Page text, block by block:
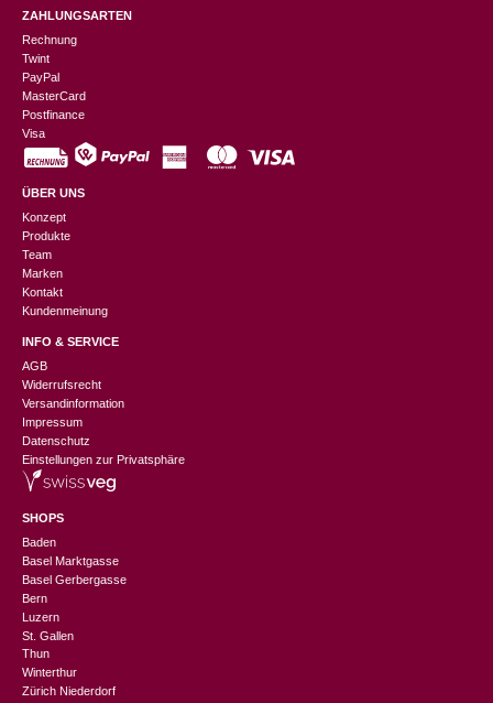
ZAHLUNGSARTEN
Rechnung
Twint
PayPal
MasterCard
Postfinance
Visa
ÜBER UNS
Konzept
Produkte
Team
Marken
Kontakt
Kundenmeinung
INFO & SERVICE
AGB
Widerrufsrecht
Versandinformation
Impressum
Datenschutz
Einstellungen zur Privatsphäre
SHOPS
Baden
Basel Marktgasse
Basel Gerbergasse
Bern
Luzern
St. Gallen
Thun
Winterthur
Zürich Niederdorf